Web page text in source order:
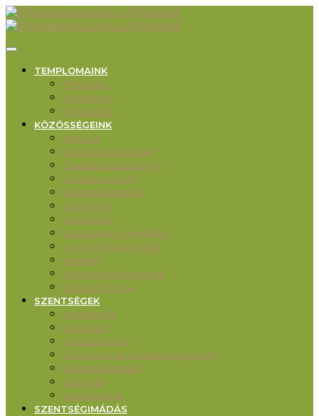
TEMPLOMAINK
Piliscsaba
Klotildliget
Pilisjászfalu
KÖZÖSSÉGEINK
Karitász
Ifjúsági közösségek
Családos közösségek
Imaközösségek
Felnőtt katekézis
Ökumené
Misekuckó
Művészetek, önképzés
Liget Segítőszolgálat
Rendek
Oktatási intézmények
Idősek otthona
SZENTSÉGEK
Keresztség
Bérmálás
Oltáriszentség
Bűnbocsánat szentsége (gyónás)
Betegek kenete
Házasság
Egyházi rend
SZENTSÉGIMÁDÁS